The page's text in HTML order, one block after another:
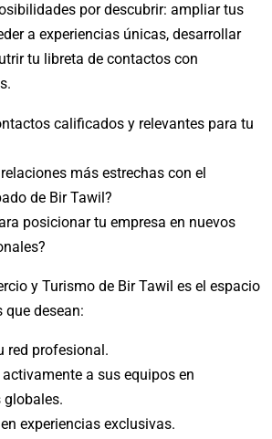
por descubrir: ampliar tus
a experiencias únicas, desarrollar
tu libreta de contactos con
calificados y relevantes para tu
más estrechas con el
de Bir Tawil?
posicionar tu empresa en nuevos
y Turismo de Bir Tawil es el espacio
que desean:
red profesional.
activamente a sus equipos en
experiencias exclusivas.